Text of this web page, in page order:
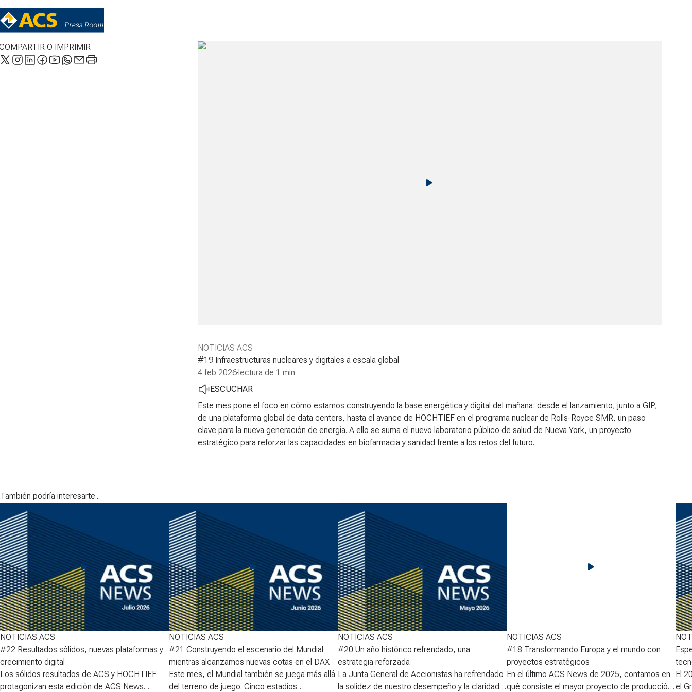
O IMPRIMIR
NOTICIAS ACS
#19 Infraestructuras nucleares y digitales a escala global
4 feb 2026· lectura de 1 min
ESCUCHAR
Este mes pone el foco en cómo estamos construyendo la base energética y digital del mañana: desde el lanzamiento, junto a GIP,
de una plataforma global de data centers, hasta el avance de HOCHTIEF en el programa nuclear de Rolls-Royce SMR, un paso
clave para la nueva generación de energía. A ello se suma el nuevo laboratorio público de salud de Nueva York, un proyecto
estratégico para reforzar las capacidades en biofarmacia y sanidad frente a los retos del futuro.
También podría interesarte...
NOTICIAS ACS
#22 Resultados sólidos, nuevas plataformas y
crecimiento digital
Los sólidos resultados de ACS y HOCHTIEF
protagonizan esta edición de ACS News.
NOTICIAS ACS
#21 Construyendo el escenario del Mundial
mientras alcanzamos nuevas cotas en el DAX
Este mes, el Mundial también se juega más allá
del terreno de juego. Cinco estadios
NOTICIAS ACS
#20 Un año histórico refrendado, una
estrategia reforzada
La Junta General de Accionistas ha refrendado
la solidez de nuestro desempeño y la claridad
NOTICIAS ACS
#18 Transformando Europa y el mundo con
proyectos estratégicos
En el último ACS News de 2025, contamos en
qué consiste el mayor proyecto de producción
El
el